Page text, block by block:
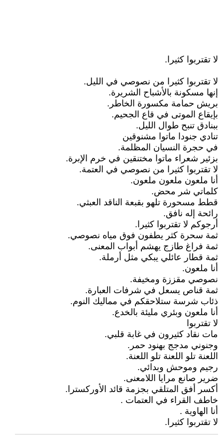
لا تقتربوا كثيرا.
لا تقتربوا كثيرا من نصوصي في الليل.
إنها مسكونة بالأشباح الشريرة.
بريش حمامة مكسورة الخاطر.
بإيقاع الموتى في قاع الجحيم.
ببنادق تنبح طوال الليل.
تنادي جنودا ماتوا مشنوقين
في حجرة النسيان المظلمة.
بزئير شعراء ماتوا مختنقين في خرم الإبرة.
لا تقتربوا كثيرا من نصوصي في العتمة.
أنا ملعون ملعون ملعون.
كلماتي شر محض.
قطط مسحورة تلهو بقبعة الناقد العبثي.
رائحة إله نافق.
أرجوكم لا تقتربوا كثيرا.
ثمة سحرة كثر يطفون فوق مياه نصوصي.
ثمة فراغ طازج يهشم أبواب المعنى.
ثمة قطار عائلي يبكي مثل أرملة.
أنا ملعون.
نصوصي مقززة ومخيفة.
ثمة قناص يسعل في شرفات العبارة.
ذئاب شرسة ستلاحقكم في مماليك النوم.
أنا ملعون وبئري مليئة بالخدع.
لا تقتربوا
مات نقاد كثيرون في غابة قلبي.
وجنوني مدجج بهنود حمر.
اللعنة تلو اللعنة تلو اللعنة.
رجيم وموحش وبدائي.
ضرير صانع مرايا اللامعنى.
أكسر أفق المتلقي بجزمة قائد الأوركسترا.
خاطف القراء في العتمات .
أنا الهاوية .
لا تقتربوا كثيرا.